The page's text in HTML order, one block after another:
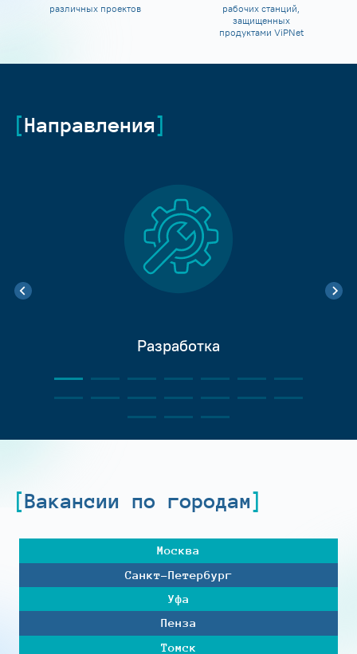
различных проектов
рабочих станций,
защищенных
продуктами ViPNet
Направления
Разработка
Вакансии по городам
Москва
Санкт-Петербург
Уфа
Пенза
Томск